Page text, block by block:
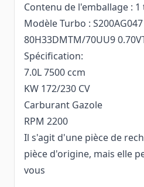
Contenu de l'emballage :
Modèle Turbo :
80H33DMTM/70UU9
Spécification:
7.0L 7500 ccm
KW 172/230 CV
Carburant Gazole
RPM 2200
Il s'agit d'une pièce de
pièce d'origine, mais elle
vous